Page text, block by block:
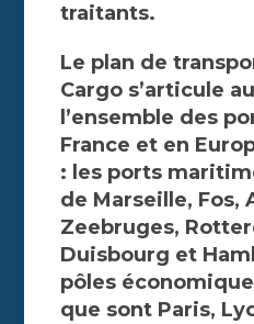
traitants.
Le plan de
Cargo s’articule
l’ensemble des
France et en
: les ports
de Marseille, Fos,
Zeebruges,
Duisbourg et
pôles
que sont Paris,